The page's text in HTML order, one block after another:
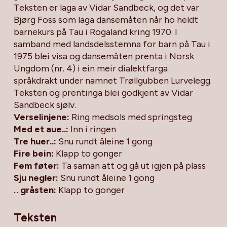
Teksten er laga av Vidar Sandbeck, og det var
Bjørg Foss som laga dansemåten når ho heldt
barnekurs på Tau i Rogaland kring 1970. I
samband med landsdelsstemna for barn på Tau i
1975 blei visa og dansemåten prenta i Norsk
Ungdom (nr. 4) i ein meir dialektfarga
språkdrakt under namnet Trøllgubben Lurvelegg.
Teksten og prentinga blei godkjent av Vidar
Sandbeck sjølv.
Verselinjene: Ring medsols med springsteg
Med et aue..: Inn i ringen
Tre huer..: Snu rundt åleine 1 gong
Fire bein: Klapp to gonger
Fem føter: Ta saman att og gå ut igjen på plass
Sju negler: Snu rundt åleine 1 gong
... gråsten: Klapp to gonger
Teksten